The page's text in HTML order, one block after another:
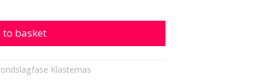
to basket
Klastemas